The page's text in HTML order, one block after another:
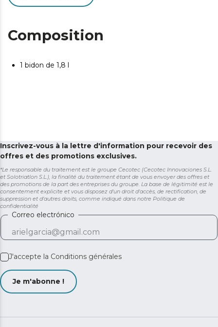
Composition
1 bidon de 1,8 l
Inscrivez-vous à la lettre d'information pour recevoir des
offres et des promotions exclusives.
*Le responsable du traitement est le groupe Cecotec (Cecotec Innovaciones S.L.
et Solotriatlon S.L.), la finalité du traitement étant de vous envoyer des offres et
des promotions de la part des entreprises du groupe. La base de légitimité est le
consentement explicite et vous disposez d'un droit d'accès, de rectification, de
suppression et d'autres droits, comme indiqué dans notre Politique de
confidentialité
Correo electrónico
J'accepte la Conditions générales
Je m'abonne !